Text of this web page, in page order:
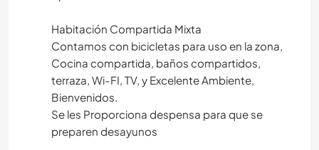
Habitación Compartida Mixta
Contamos con bicicletas para uso en la zona,
Cocina compartida, baños compartidos,
terraza, Wi-FI, TV, y Excelente Ambiente,
Bienvenidos.
Se les Proporciona despensa para que se
preparen desayunos